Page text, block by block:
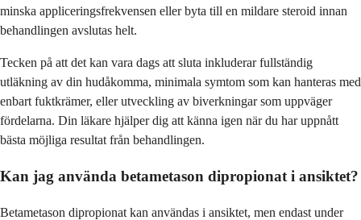
minska appliceringsfrekvensen eller byta till en mildare steroid innan
behandlingen avslutas helt.
Tecken på att det kan vara dags att sluta inkluderar fullständig
utläkning av din hudåkomma, minimala symtom som kan hanteras med
enbart fuktkrämer, eller utveckling av biverkningar som uppväger
fördelarna. Din läkare hjälper dig att känna igen när du har uppnått
bästa möjliga resultat från behandlingen.
Kan jag använda betametason dipropionat i ansiktet?
Betametason dipropionat kan användas i ansiktet, men endast under